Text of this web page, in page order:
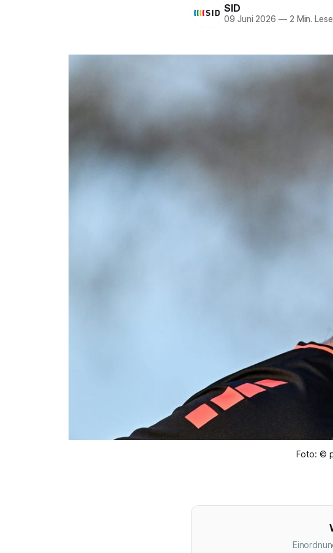
SID
09 Juni 2026 —2 Min.
Foto: ©